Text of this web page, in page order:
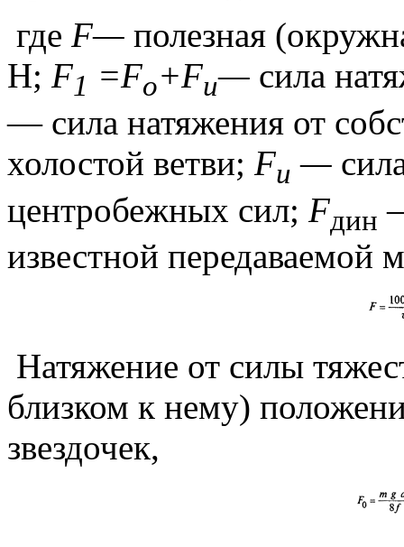
где F— полезная
Н; F1 =Fo+Fu— сила
— сила натяжения от
холостой ветви; Fu —
центробежных сил; Fдин
известной
Натяжение от силы
близком к нему)
звездочек,